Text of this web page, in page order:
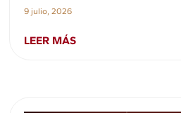
9 julio, 2026
LEER MÁS